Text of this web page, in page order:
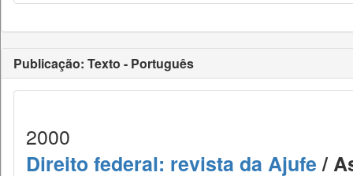
Publicação: Texto - Português
2000
Direito federal: revista da Ajufe/